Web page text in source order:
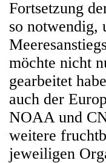
Fortsetzung
so notwendig,
möchte nicht
gearbeitet
auch der
NOAA und
weitere
jeweiligen